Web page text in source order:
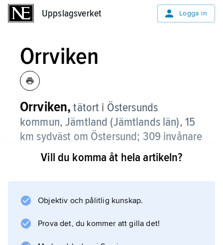
Uppslagsverket Logga in
Orrviken
Orrviken, tätort i Östersunds
kommun, Jämtland (Jämtlands län), 15
km sydväst om Östersund; 309 invånare
(2021).
förekommer.
Vill du komma åt hela artikeln?
Objektiv och pålitlig kunskap.
Prova det, du kommer att gilla det!